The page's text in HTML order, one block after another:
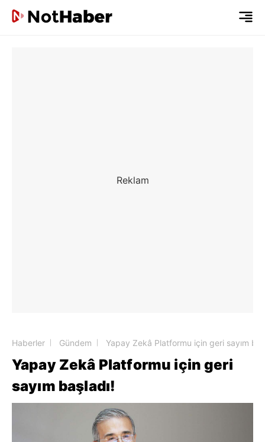
Haberler Gündem Yapay Zekâ Platformu için geri sayım
Yapay Zekâ Platformu için geri
sayım başladı!